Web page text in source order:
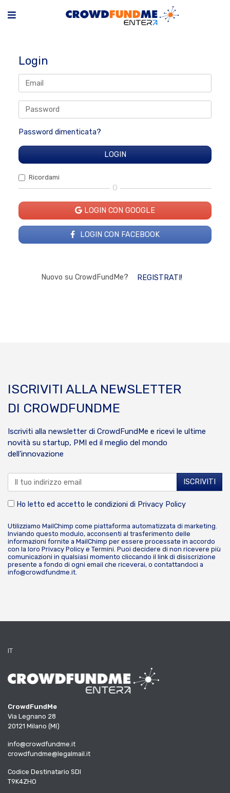
Login
Password dimenticata?
Ricordami
O
LOGIN CON GOOGLE
LOGIN CON FACEBOOK
Nuovo su CrowdFundMe? REGISTRATI!
ISCRIVITI ALLA NEWSLETTER
DI CROWDFUNDME
Iscriviti alla newsletter di CrowdFundMe e ricevi le ultime
novità su startup, PMI ed il meglio del mondo
dell’innovazione
Ho letto ed accetto le condizioni di Privacy Policy
Utilizziamo MailChimp come piattaforma automatizzata di marketing.
Inviando questo modulo, acconsenti al trasferimento delle
informazioni fornite a MailChimp per essere processate in accordo
con la loro Privacy Policy e Termini. Puoi decidere di non ricevere più
comunicazioni in qualsiasi momento cliccando il link di disiscrizione
presente a fondo di ogni email che riceverai, o contattandoci a
info@crowdfundme.it.
IT
CrowdFundMe
Via Legnano 28
20121 Milano (MI)
info@crowdfundme.it
crowdfundme@legalmail.it
Codice Destinatario SDI
T9K4ZHO